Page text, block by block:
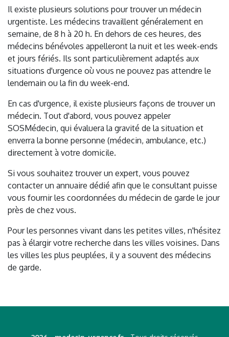
Il existe plusieurs solutions pour trouver un médecin
urgentiste. Les médecins travaillent généralement en
semaine, de 8 h à 20 h. En dehors de ces heures, des
médecins bénévoles appelleront la nuit et les week-ends
et jours fériés. Ils sont particulièrement adaptés aux
situations d'urgence où vous ne pouvez pas attendre le
lendemain ou la fin du week-end.
En cas d'urgence, il existe plusieurs façons de trouver un
médecin. Tout d'abord, vous pouvez appeler
SOSMédecin, qui évaluera la gravité de la situation et
enverra la bonne personne (médecin, ambulance, etc.)
directement à votre domicile.
Si vous souhaitez trouver un expert, vous pouvez
contacter un annuaire dédié afin que le consultant puisse
vous fournir les coordonnées du médecin de garde le jour
près de chez vous.
Pour les personnes vivant dans les petites villes, n'hésitez
pas à élargir votre recherche dans les villes voisines. Dans
les villes les plus peuplées, il y a souvent des médecins
de garde.